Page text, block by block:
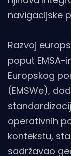
navigacijske
Razvoj
poput
Europskog
(EMSWe),
operativnih
kontekstu,
sadržavao